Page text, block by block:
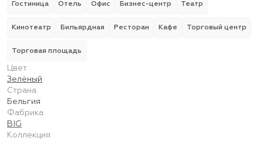
Гостиница Отель Офис Бизнес-центр Театр
Кинотеатр Бильярдная Ресторан Кафе Торговый центр
Торговая площадь
Цвет
Зелёный
Страна
Бельгия
Фабрика
BIG
Коллекция